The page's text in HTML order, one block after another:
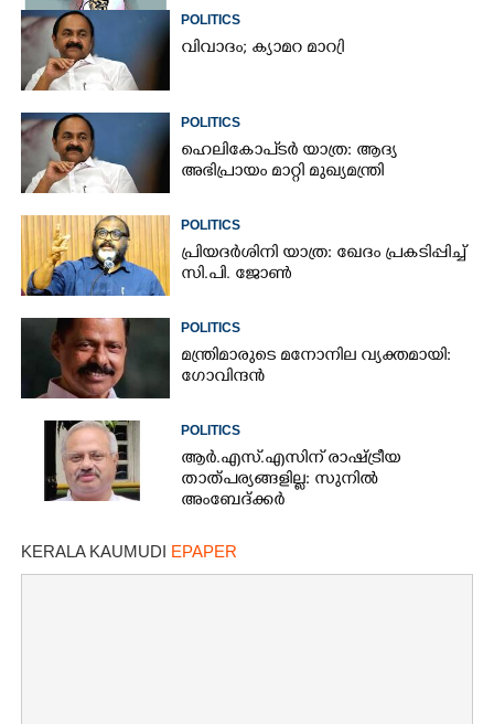
POLITICS
വിവാദം; ക്യാമറ മാറ്രി
POLITICS
ഹെലികോപ്ടർ യാത്ര: ആദ്യ
അഭിപ്രായം മാറ്റി മുഖ്യമന്ത്രി
POLITICS
പ്രിയദർശിനി യാത്ര: ഖേദം പ്രകടിപ്പിച്ച്
സി.പി. ജോൺ
POLITICS
മന്ത്രിമാരുടെ മനോനില വ്യക്തമായി:
ഗോവിന്ദൻ
POLITICS
ആർ.എസ്.എസിന് രാഷ്ട്രീയ
താത്പര്യങ്ങളില്ല: സുനിൽ
അംബേദ്ക്കർ
KERALA KAUMUDI EPAPER